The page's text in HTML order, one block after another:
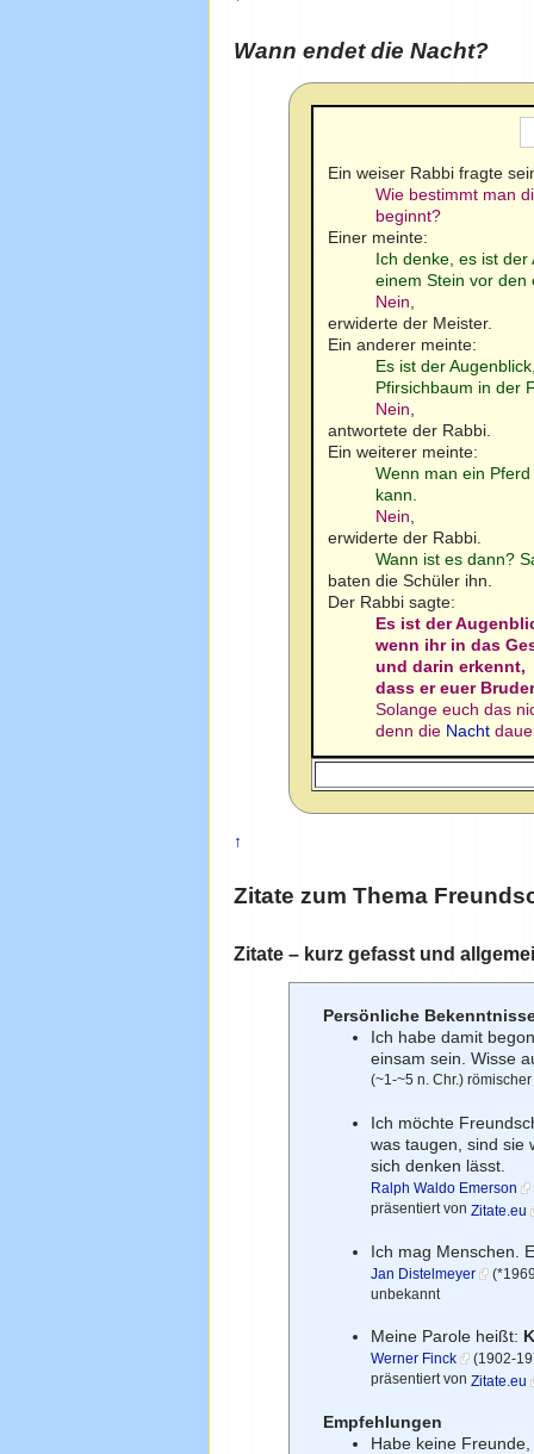
Wann endet die Nacht?
Ein weiser Rabbi fragte
Wie bestimmt man
beginnt?
Einer meinte:
Ich denke, es ist
einem Stein vor
Nein
erwiderte der Meister.
Ein anderer meinte:
Es ist der
Pfirsichbaum in der
Nein
antwortete der Rabbi.
Ein weiterer meinte:
Wenn man ein
kann.
Nein
erwiderte der Rabbi.
Wann ist es dann?
baten die Schüler ihn.
Der Rabbi sagte:
Es ist der
wenn ihr in das
und darin erkennt,
dass er euer
Solange euch das
denn die Nacht
↑
Zitate zum Thema
Zitate – kurz gefasst und
Persönliche
Ich habe damit
einsam sein. Wisse
(~1-~5 n. Chr.)
Ich möchte
was taugen, sind sie
sich denken lässt.
Ralph Waldo Emerson
präsentiert vonZitate.eu
Ich mag Menschen.
Jan Distelmeyer
unbekannt
Meine Parole heißt:
Werner Finck (1902-
präsentiert vonZitate.eu
Empfehlungen
Habe keine